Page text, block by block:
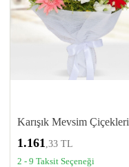
Karışık Mevsim Çiçekleri
1.161 ,33 TL
2 - 9 Taksit Seçeneği